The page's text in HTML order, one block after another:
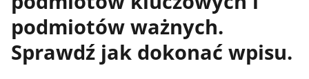
podmiotów ważnych.
Sprawdź jak dokonać wpisu.